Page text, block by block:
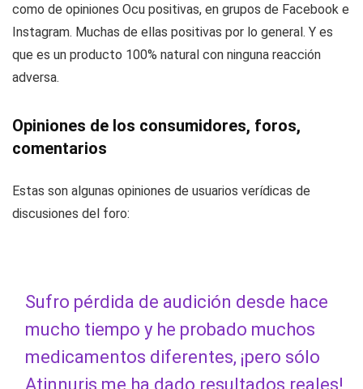
como de opiniones Ocu positivas, en grupos de Facebook e
Instagram. Muchas de ellas positivas por lo general. Y es
que es un producto 100% natural con ninguna reacción
adversa.
Opiniones de los consumidores, foros,
comentarios
Estas son algunas opiniones de usuarios verídicas de
discusiones del foro:
Sufro pérdida de audición desde hace
mucho tiempo y he probado muchos
medicamentos diferentes, ¡pero sólo
Atinnuris me ha dado resultados reales!